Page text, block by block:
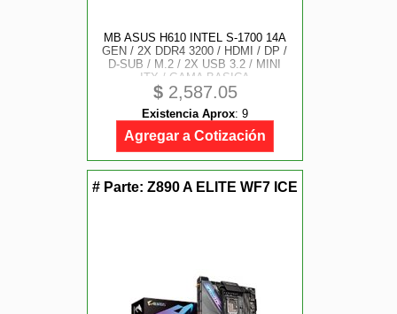
MB ASUS H610 INTEL S-1700 14A
GEN / 2X DDR4 3200 / HDMI / DP /
D-SUB / M.2 / 2X USB 3.2 / MINI
ITX / GAMA BASICA
$2,587.05
Existencia Aprox: 9
Agregar a Cotización
# Parte: Z890 A ELITE WF7 ICE